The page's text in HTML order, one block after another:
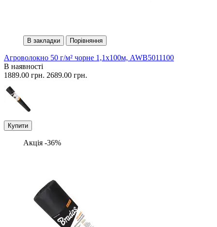
В закладки Порівняння
Агроволокно 50 г/м² чорне 1,1х100м, AWB5011100
В наявності
1889.00 грн. 2689.00 грн.
Купити
Акція -36%